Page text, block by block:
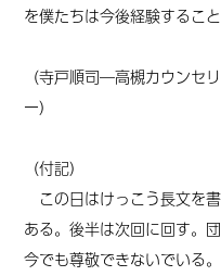
を僕たちは今後経験するこ
（寺戸順司―高槻カウンセ
ー）
（付記）
この日はけっこう長文を
ある。後半は次回に回す。
今でも尊敬できないでいる